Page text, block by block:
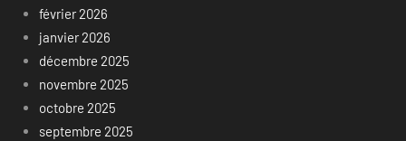
février 2026
janvier 2026
décembre 2025
novembre 2025
octobre 2025
septembre 2025